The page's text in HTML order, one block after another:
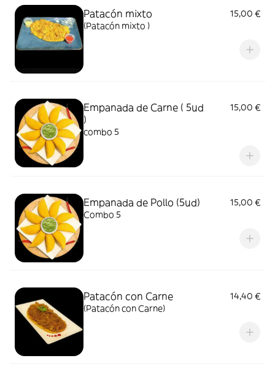
Patacón mixto
15,00 €
(Patacón mixto )
Empanada de Carne ( 5ud
)
15,00 €
combo 5
Empanada de Pollo (5ud)
15,00 €
Combo 5
Patacón con Carne
14,40 €
(Patacón con Carne)